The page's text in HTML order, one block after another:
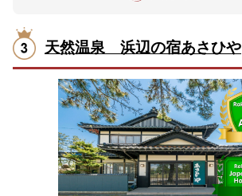
天然温泉 浜辺の宿あさひや